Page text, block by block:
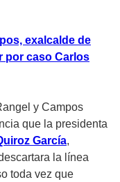
exalcalde de
por caso Carlos
y Campos
que la presidenta
García,
la línea
toda vez que